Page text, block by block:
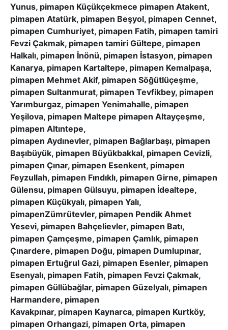
Yunus, pimapen Küçükçekmece pimapen Atakent,
pimapen Atatürk, pimapen Beşyol, pimapen Cennet,
pimapen Cumhuriyet, pimapen Fatih, pimapen tamiri
Fevzi Çakmak, pimapen tamiri Gültepe, pimapen
Halkalı, pimapen İnönü, pimapen İstasyon, pimapen
Kanarya, pimapen Kartaltepe, pimapen Kemalpaşa,
pimapen Mehmet Akif, pimapen Söğütlüçeşme,
pimapen Sultanmurat, pimapen Tevfikbey, pimapen
Yarımburgaz, pimapen Yenimahalle, pimapen
Yeşilova, pimapen Maltepe pimapen Altayçeşme,
pimapen Altıntepe,
pimapen Aydınevler, pimapen Bağlarbaşı, pimapen
Başıbüyük, pimapen Büyükbakkal, pimapen Cevizli,
pimapen Çınar, pimapen Esenkent, pimapen
Feyzullah, pimapen Fındıklı, pimapen Girne, pimapen
Gülensu, pimapen Gülsuyu, pimapen İdealtepe,
pimapen Küçükyalı, pimapen Yalı,
pimapenZümrütevler, pimapen Pendik Ahmet
Yesevi, pimapen Bahçelievler, pimapen Batı,
pimapen Çamçeşme, pimapen Çamlık, pimapen
Çınardere, pimapen Doğu, pimapen Dumlupınar,
pimapen Ertuğrul Gazi, pimapen Esenler, pimapen
Esenyalı, pimapen Fatih, pimapen Fevzi Çakmak,
pimapen Güllübağlar, pimapen Güzelyalı, pimapen
Harmandere, pimapen
Kavakpınar, pimapen Kaynarca, pimapen Kurtköy,
pimapen Orhangazi, pimapen Orta, pimapen